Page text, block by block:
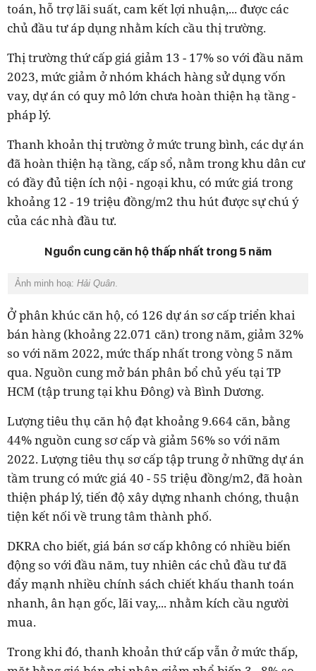
toán, hỗ trợ lãi suất, cam kết lợi nhuận,... được các
chủ đầu tư áp dụng nhằm kích cầu thị trường.
Thị trường thứ cấp giá giảm 13 - 17% so với đầu năm
2023, mức giảm ở nhóm khách hàng sử dụng vốn
vay, dự án có quy mô lớn chưa hoàn thiện hạ tầng -
pháp lý.
Thanh khoản thị trường ở mức trung bình, các dự án
đã hoàn thiện hạ tầng, cấp sổ, nằm trong khu dân cư
có đầy đủ tiện ích nội - ngoại khu, có mức giá trong
khoảng 12 - 19 triệu đồng/m2 thu hút được sự chú ý
của các nhà đầu tư.
Nguồn cung căn hộ thấp nhất trong 5 năm
Ảnh minh hoạ: Hải Quân.
Ở phân khúc căn hộ, có 126 dự án sơ cấp triển khai
bán hàng (khoảng 22.071 căn) trong năm, giảm 32%
so với năm 2022, mức thấp nhất trong vòng 5 năm
qua. Nguồn cung mở bán phân bổ chủ yếu tại TP
HCM (tập trung tại khu Đông) và Bình Dương.
Lượng tiêu thụ căn hộ đạt khoảng 9.664 căn, bằng
44% nguồn cung sơ cấp và giảm 56% so với năm
2022. Lượng tiêu thụ sơ cấp tập trung ở những dự án
tầm trung có mức giá 40 - 55 triệu đồng/m2, đã hoàn
thiện pháp lý, tiến độ xây dựng nhanh chóng, thuận
tiện kết nối về trung tâm thành phố.
DKRA cho biết, giá bán sơ cấp không có nhiều biến
động so với đầu năm, tuy nhiên các chủ đầu tư đã
đẩy mạnh nhiều chính sách chiết khấu thanh toán
nhanh, ân hạn gốc, lãi vay,... nhằm kích cầu người
mua.
Trong khi đó, thanh khoản thứ cấp vẫn ở mức thấp,